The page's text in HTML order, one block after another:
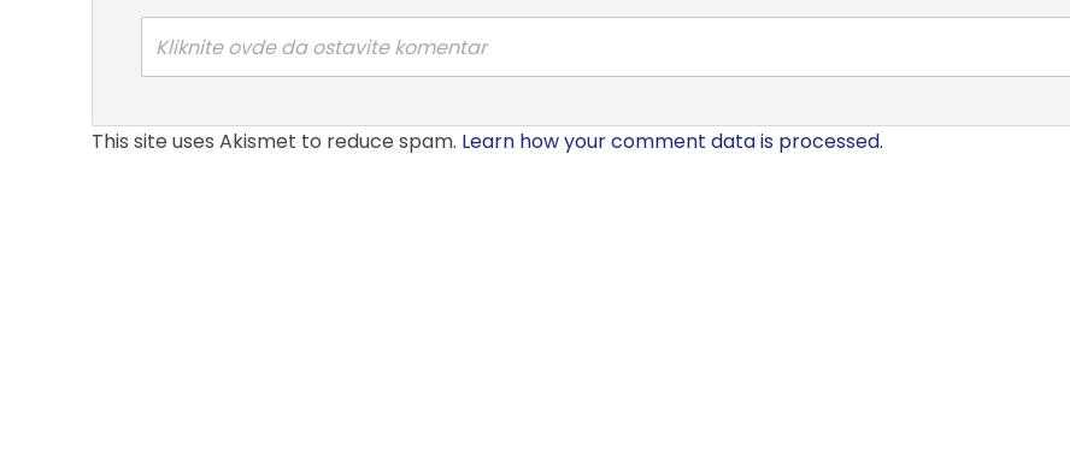
Kliknite ovde da ostavite komentar
This site uses Akismet to reduce spam. Learn how your comment data is processed.